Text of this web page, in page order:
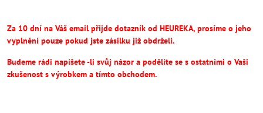
Za 10 dní na Váš email přijde dotazník od HEUREKA, prosíme o jeho
vyplnění pouze pokud jste zásilku již obdrželi.
Budeme rádi napíšete -li svůj názor a podělíte se s ostatními o Vaši
zkušenost s výrobkem a tímto obchodem.